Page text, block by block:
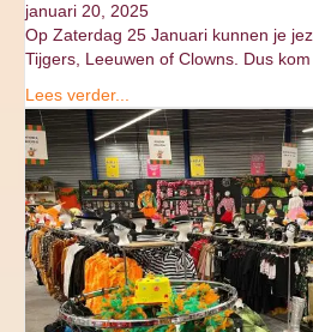
januari 20, 2025
Op Zaterdag 25 Januari kunnen je
Tijgers, Leeuwen of Clowns. Dus
Lees verder...